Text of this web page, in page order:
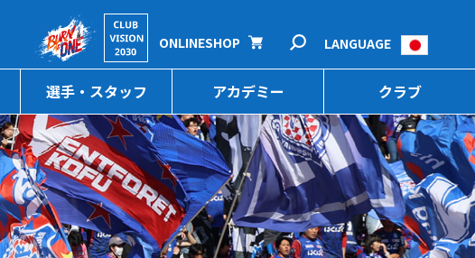
選手・スタッフ アカデミー クラブ
ONLINESHOP LANGUAGE